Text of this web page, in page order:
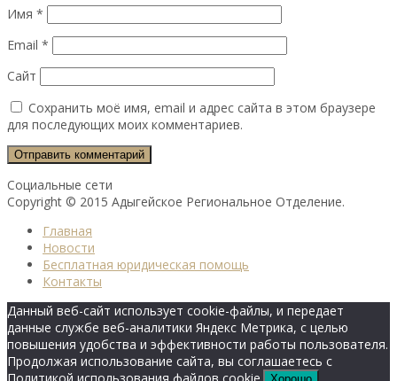
Имя *
Email *
Сайт
Сохранить моё имя, email и адрес сайта в этом браузере
для последующих моих комментариев.
Социальные сети
Copyright © 2015 Адыгейское Региональное Отделение.
Главная
Новости
Бесплатная юридическая помощь
Контакты
Данный веб-сайт использует cookie-файлы, и передает
данные службе веб-аналитики Яндекс Метрика, с целью
повышения удобства и эффективности работы пользователя.
Продолжая использование сайта, вы соглашаетесь с
Политикой использования файлов cookie.